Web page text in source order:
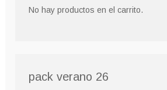
No hay productos en el carrito.
pack verano 26